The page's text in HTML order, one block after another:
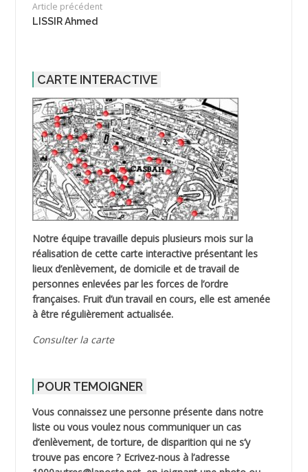
Article précédent
LISSIR Ahmed
CARTE INTERACTIVE
Notre équipe travaille depuis plusieurs mois sur la
réalisation de cette carte interactive présentant les
lieux d’enlèvement, de domicile et de travail de
personnes enlevées par les forces de l’ordre
françaises. Fruit d’un travail en cours, elle est amenée
à être régulièrement actualisée.
Consulter la carte
POUR TEMOIGNER
Vous connaissez une personne présente dans notre
liste ou vous voulez nous communiquer un cas
d’enlèvement, de torture, de disparition qui ne s’y
trouve pas encore ? Ecrivez-nous à l’adresse